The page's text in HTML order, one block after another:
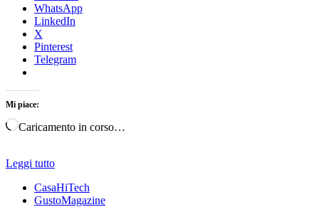
WhatsApp
LinkedIn
X
Pinterest
Telegram
Mi piace:
Caricamento in corso…
Leggi tutto
CasaHiTech
GustoMagazine